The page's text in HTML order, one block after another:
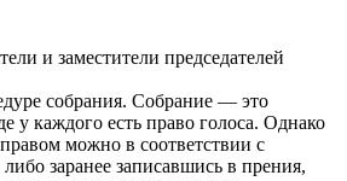
и заместители председателей
собрания. Собрание — это
у каждого есть право голоса. Однако
можно в соответствии с
заранее записавшись в прения,